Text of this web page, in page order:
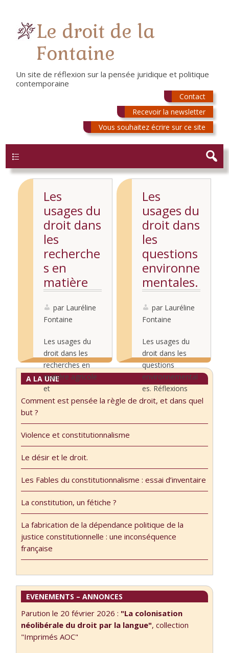
Le droit de la
Fontaine
Un site de réflexion sur la pensée juridique et politique
contemporaine
Contact
Recevoir la newsletter
Vous souhaitez écrire sur ce site
Les
usages du
droit dans
les
recherche
s en
matière
agricole
et
environne
mentale :
point de
vue d’une
juriste
(Vidéo)
par Lauréline
Fontaine
Les usages du
droit dans les
recherches en
matière agricole
et
environnemental
d’une juriste,
Isabelle
Doussan,
Directrice de
Recherche à
l’INRA – 1ère
séance de la
nouvelle année
« Les usages du
droit dans les
recherches
sciences
humaines et
sociales » le 6
novembre 2017
(thématique et
programme du …
Les
usages du
droit dans
les
questions
environne
mentales.
Réflexions
d’une
philosoph
e » (Vidéo)
par Lauréline
Fontaine
Les usages du
droit dans les
questions
environnemental
es. Réflexions
d’une
(1/2) et (2/2)
usages du
du 4 décembre
2017, avec
Catherine
Emerite,
Université
(thématique et
programme du
séminaire 2017-
2018 ici)
A LA UNE
Comment est pensée la règle de droit, et dans quel
but ?
Violence et constitutionnalisme
Le désir et le droit.
Les Fables du constitutionnalisme : essai d’inventaire
La constitution, un fétiche ?
La fabrication de la dépendance politique de la
justice constitutionnelle : une inconséquence
française
EVENEMENTS – ANNONCES
Parution le 20 février 2026 : "La colonisation
néolibérale du droit par la langue", collection
"Imprimés AOC"